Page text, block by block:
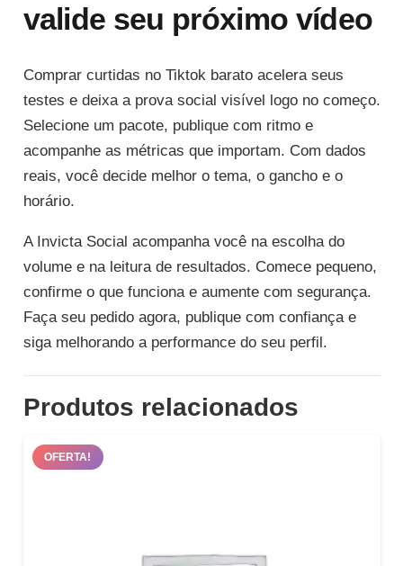
valide seu próximo vídeo
Comprar curtidas no Tiktok barato acelera seus
testes e deixa a prova social visível logo no começo.
Selecione um pacote, publique com ritmo e
acompanhe as métricas que importam. Com dados
reais, você decide melhor o tema, o gancho e o
horário.
A Invicta Social acompanha você na escolha do
volume e na leitura de resultados. Comece pequeno,
confirme o que funciona e aumente com segurança.
Faça seu pedido agora, publique com confiança e
siga melhorando a performance do seu perfil.
Produtos relacionados
OFERTA!